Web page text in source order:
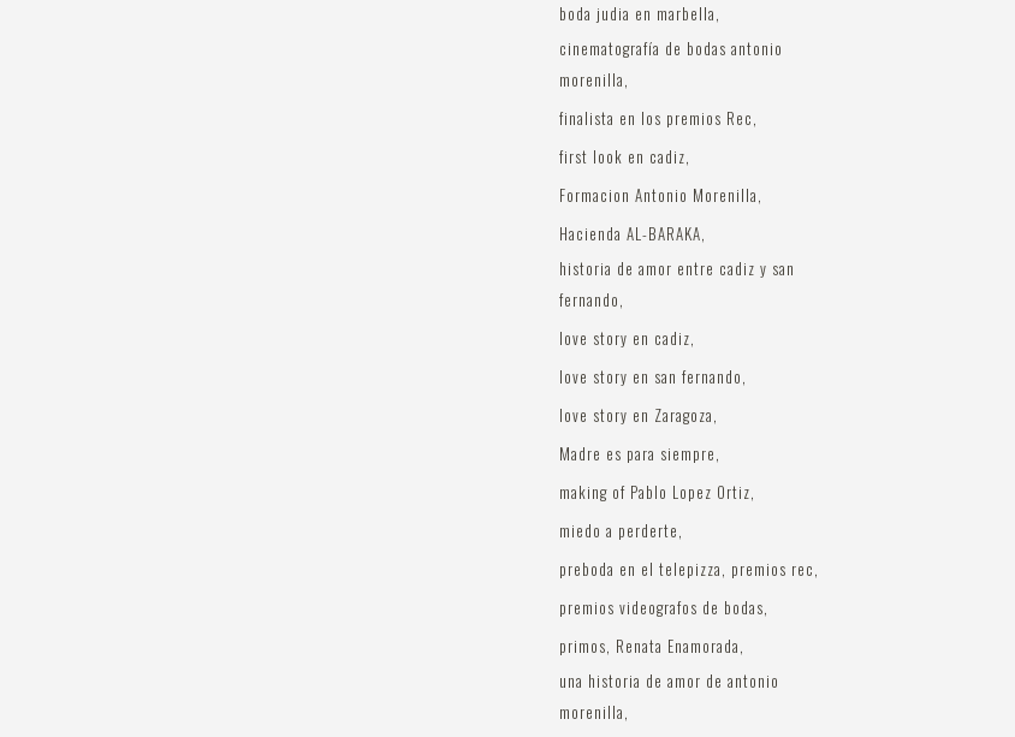
boda judia en marbella
cinematografía de bodas antonio
morenilla
finalista en los premios Rec
first look en cadiz
Formacion Antonio Morenilla
Hacienda AL-BARAKA
historia de amor entre cadiz y san
fernando
love story en cadiz
love story en san fernando
love story en Zaragoza
Madre es para siempre
making of Pablo Lopez Ortiz
miedo a perderte
preboda en el telepizza premios rec
premios videografos de bodas
primos Renata Enamorada
una historia de amor de antonio
morenilla